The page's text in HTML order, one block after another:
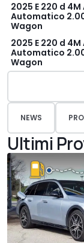
2025 E 220 d
Automatico
Wagon
2025 E 220 d
Automatico
Wagon
NEWS
Ultimi